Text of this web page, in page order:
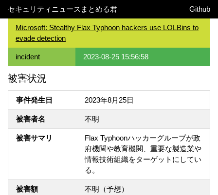
セキュリティニュースまとめる君 Github
Microsoft: Stealthy Flax Typhoon hackers use LOLBins to
evade detection
incident 2023-08-25 15:56:58
被害状況
事件発生日 2023年8月25日
被害者名 不明
被害サマリ
Flax Typhoonハッカーグループが政
府機関や教育機関、重要な製造業や
情報技術組織をターゲットにしてい
る。
被害額 不明（予想）